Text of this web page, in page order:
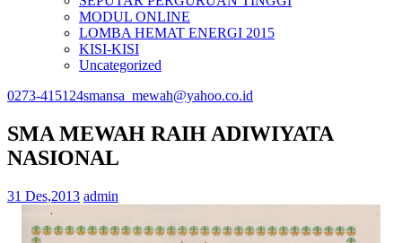
MODUL ONLINE
LOMBA HEMAT ENERGI 2015
KISI-KISI
Uncategorized
0273-415124smansa_mewah@yahoo.co.id
SMA MEWAH RAIH ADIWIYATA
NASIONAL
31 Des,2013 admin